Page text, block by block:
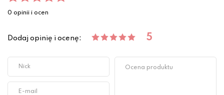
0 opinii i ocen
Dodaj opinię i ocenę: 5